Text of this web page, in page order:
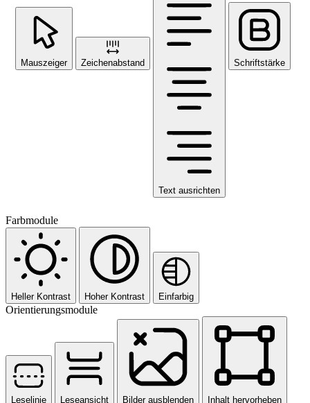
Mauszeiger Zeichenabstand
Text ausrichten
Schriftstärke
Farbmodule
Heller Kontrast Hoher Kontrast Einfarbig
Orientierungsmodule
Leselinie Leseansicht Bilder ausblenden Inhalt hervorheben